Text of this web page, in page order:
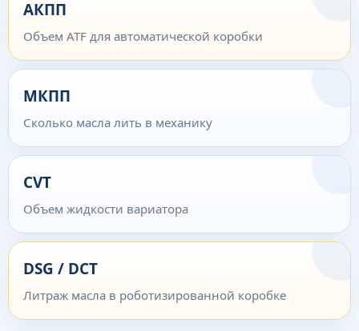
АКПП
Объем ATF для автоматической коробки
МКПП
Сколько масла лить в механику
CVT
Объем жидкости вариатора
DSG / DCT
Литраж масла в роботизированной коробке